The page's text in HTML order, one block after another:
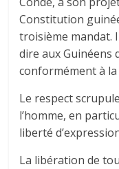
Constitution
troisième mandat.
dire aux Guinéens
conformément à
Le respect
l’homme, en
liberté
La libération de